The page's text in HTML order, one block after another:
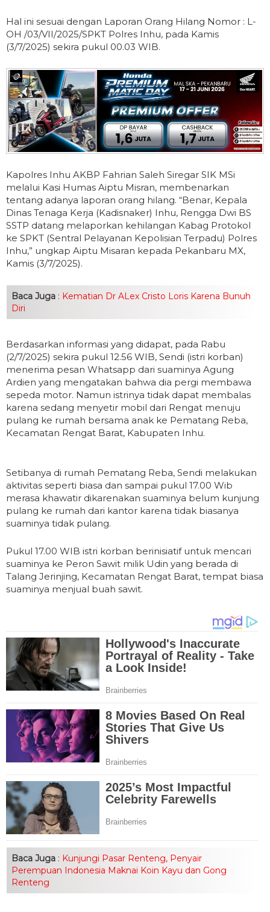
Hal ini sesuai dengan Laporan Orang Hilang Nomor : L-
OH /03/VII/2025/SPKT Polres Inhu, pada Kamis
(3/7/2025) sekira pukul 00.03 WIB.
Kapolres Inhu AKBP Fahrian Saleh Siregar SIK MSi
melalui Kasi Humas Aiptu Misran, membenarkan
tentang adanya laporan orang hilang. “Benar, Kepala
Dinas Tenaga Kerja (Kadisnaker) Inhu, Rengga Dwi BS
SSTP datang melaporkan kehilangan Kabag Protokol
ke SPKT (Sentral Pelayanan Kepolisian Terpadu) Polres
Inhu,” ungkap Aiptu Misaran kepada Pekanbaru MX,
Kamis (3/7/2025).
Baca Juga : Kematian Dr ALex Cristo Loris Karena Bunuh
Diri
Berdasarkan informasi yang didapat, pada Rabu
(2/7/2025) sekira pukul 12.56 WIB, Sendi (istri korban)
menerima pesan Whatsapp dari suaminya Agung
Ardien yang mengatakan bahwa dia pergi membawa
sepeda motor. Namun istrinya tidak dapat membalas
karena sedang menyetir mobil dari Rengat menuju
pulang ke rumah bersama anak ke Pematang Reba,
Kecamatan Rengat Barat, Kabupaten Inhu.
Setibanya di rumah Pematang Reba, Sendi melakukan
aktivitas seperti biasa dan sampai pukul 17.00 Wib
merasa khawatir dikarenakan suaminya belum kunjung
pulang ke rumah dari kantor karena tidak biasanya
suaminya tidak pulang.
Pukul 17.00 WIB istri korban berinisiatif untuk mencari
suaminya ke Peron Sawit milik Udin yang berada di
Talang Jerinjing, Kecamatan Rengat Barat, tempat biasa
suaminya menjual buah sawit.
Baca Juga : Kunjungi Pasar Renteng, Penyair
Perempuan Indonesia Maknai Koin Kayu dan Gong
Renteng